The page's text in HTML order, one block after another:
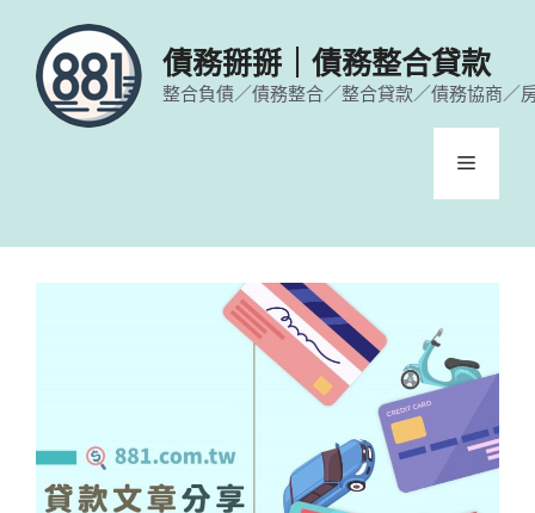
債務掰掰｜債務整合貸款
整合負債／債務整合／整合貸款／債務協商／
選